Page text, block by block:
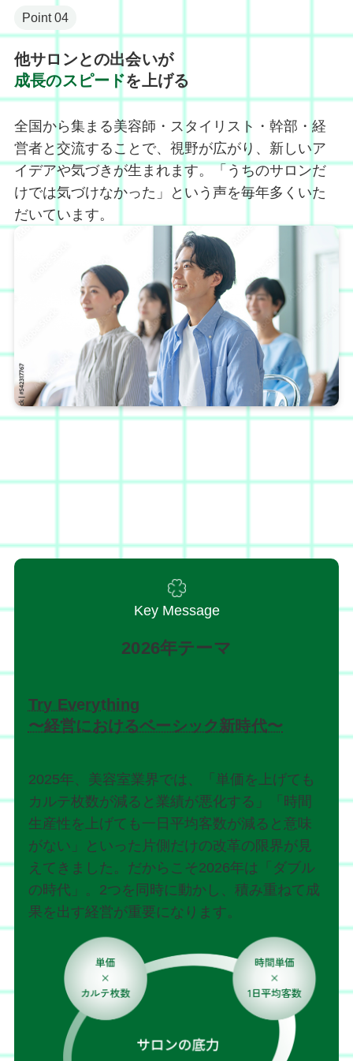
Point 04
他サロンとの出会いが
成長のスピードを上げる
全国から集まる美容師・スタイリスト・幹部・経
営者と交流することで、視野が広がり、新しいア
イデアや気づきが生まれます。「うちのサロンだ
けでは気づけなかった」という声を毎年多くいた
だいています。
Key Message
2026年テーマ
Try Everything
〜経営におけるベーシック新時代〜
2025年、美容室業界では、「単価を上げても
カルテ枚数が減ると業績が悪化する」「時間
生産性を上げても一日平均客数が減ると意味
がない」といった片側だけの改革の限界が見
えてきました。だからこそ2026年は「ダブル
の時代」。2つを同時に動かし、積み重ねて成
果を出す経営が重要になります。